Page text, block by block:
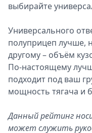
выбирайте
Универсального
полуприцеп лучше,
другому – объём
По-настоящему
подходит под ваш
мощность тягача и
Данный рейтинг
может служить